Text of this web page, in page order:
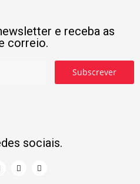
e receba as
correio.
Subscrever
sociais.